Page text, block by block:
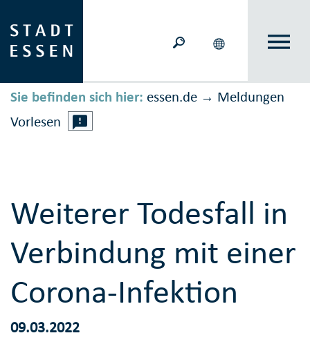
Sie befinden sich hier: essen.de → Meldungen
Vorlesen
Weiterer Todesfall in
Verbindung mit einer
Corona-Infektion
09.03.2022